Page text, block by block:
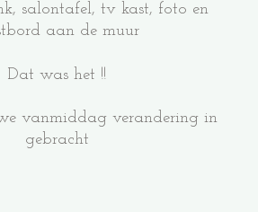
salontafel, tv kast, foto en
aan de muur
Dat was het !!
vanmiddag verandering in
gebracht